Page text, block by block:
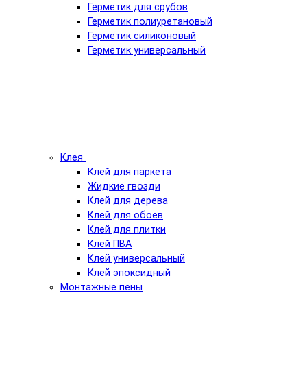
Герметик для срубов
Герметик полиуретановый
Герметик силиконовый
Герметик универсальный
Клея
Клей для паркета
Жидкие гвозди
Клей для дерева
Клей для обоев
Клей для плитки
Клей ПВА
Клей универсальный
Клей эпоксидный
Монтажные пены